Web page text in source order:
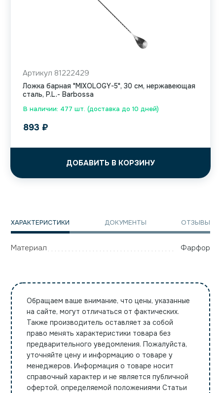
В наличии: 477 шт. (доставка до 10 дней)
Артикул 81222429
Ложка барная "MIXOLOGY-5", 30 см, нержавеющая
сталь, P.L.- Barbossa
893 ₽
ДОБАВИТЬ В КОРЗИНУ
ХАРАКТЕРИСТИКИ ДОКУМЕНТЫ ОТЗЫВЫ
Материал Фарфор
Обращаем ваше внимание, что цены, указанные
на сайте, могут отличаться от фактических.
Также производитель оставляет за собой
право менять характеристики товара без
предварительного уведомления. Пожалуйста,
уточняйте цену и информацию о товаре у
менеджеров. Информация о товаре носит
справочный характер и не является публичной
офертой, определяемой положениями Статьи